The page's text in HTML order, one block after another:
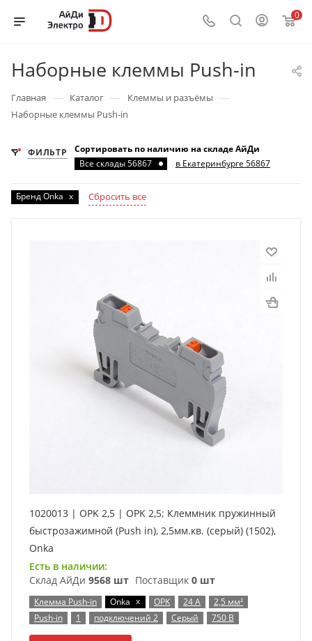
0
Наборные клеммы Push-in
Главная — Каталог — Клеммы и разъёмы —
Наборные клеммы Push-in
ФИЛЬТР
Сортировать по наличию на складе АйДи
Все склады 56867
в Екатеринбурге 56867
Бренд Onka x Сбросить все
1020013 | OPK 2,5 | OPK 2,5; Клеммник пружинный
быстрозажимной (Push in), 2,5мм.кв. (серый) (1502),
Onka
Есть в наличии:
Склад АйДи 9568 шт Поставщик 0 шт
Клемма Push-in Onka x OPK 24 А
2,5 мм²
Push-in
1 подключений 2 Серый 750 В